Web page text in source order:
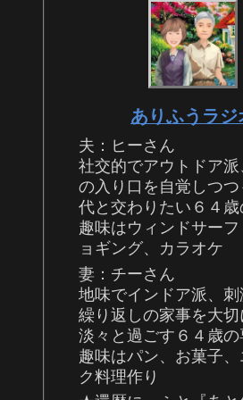
ありふうラジ
夫：ヒーさん
社交的でアウトドア
の入り口を自覚しつ
代と交わりたい６４歳
趣味はウィンドサー
ョギング、カラオケ
妻：チーさん
地味でインドア派、
繰り返しの家事を大切
淡々と過ごす６４歳
趣味はパン、お菓子、
ク料理作り